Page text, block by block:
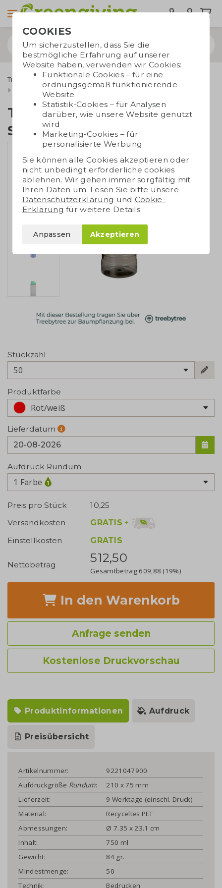
Trinkwaren
Wasserflaschen
Trinkflasche mit Scharnierdeckel
Trinkflasche mit
Scharnierdeckel
Stückzahl
50
Produktfarbe
Rot/weiß
Lieferdatum
Aufdruck Rundum
1 Farbe
Preis pro Stück
10,25
Versandkosten
GRATIS +
Einstellkosten
GRATIS
Nettobetrag 512,50
Gesamtbetrag 609,88 (19%)
In den Warenkorb
Anfrage senden
Kostenlose Druckvorschau
Produktinformationen Aufdruck
Preisübersicht
Artikelnummer:
9221047900
Aufdruckgröße Rundum:
210 x 75 mm
Lieferzeit:
9 Werktage (einschl. Druck)
Material:
Recyceltes PET
Abmessungen:
Ø 7.35 x 23.1 cm
Inhalt:
750 ml
Gewicht:
84 gr.
Mindestmenge:
50
Technik:
Bedrucken
COOKIES
Um sicherzustellen, dass Sie die
bestmögliche Erfahrung auf unserer
Website haben, verwenden wir Cookies:
Funktionale Cookies – für eine
ordnungsgemäß funktionierende
Website
Statistik-Cookies – für Analysen
darüber, wie unsere Website genutzt
wird
Marketing-Cookies – für
personalisierte Werbung
Sie können alle Cookies akzeptieren oder
nicht unbedingt erforderliche cookies
ablehnen. Wir gehen immer sorgfältig mit
Ihren Daten um. Lesen Sie bitte unsere
Datenschutzerklärung und Cookie-
Erklärung für weitere Details.
Anpassen Akzeptieren